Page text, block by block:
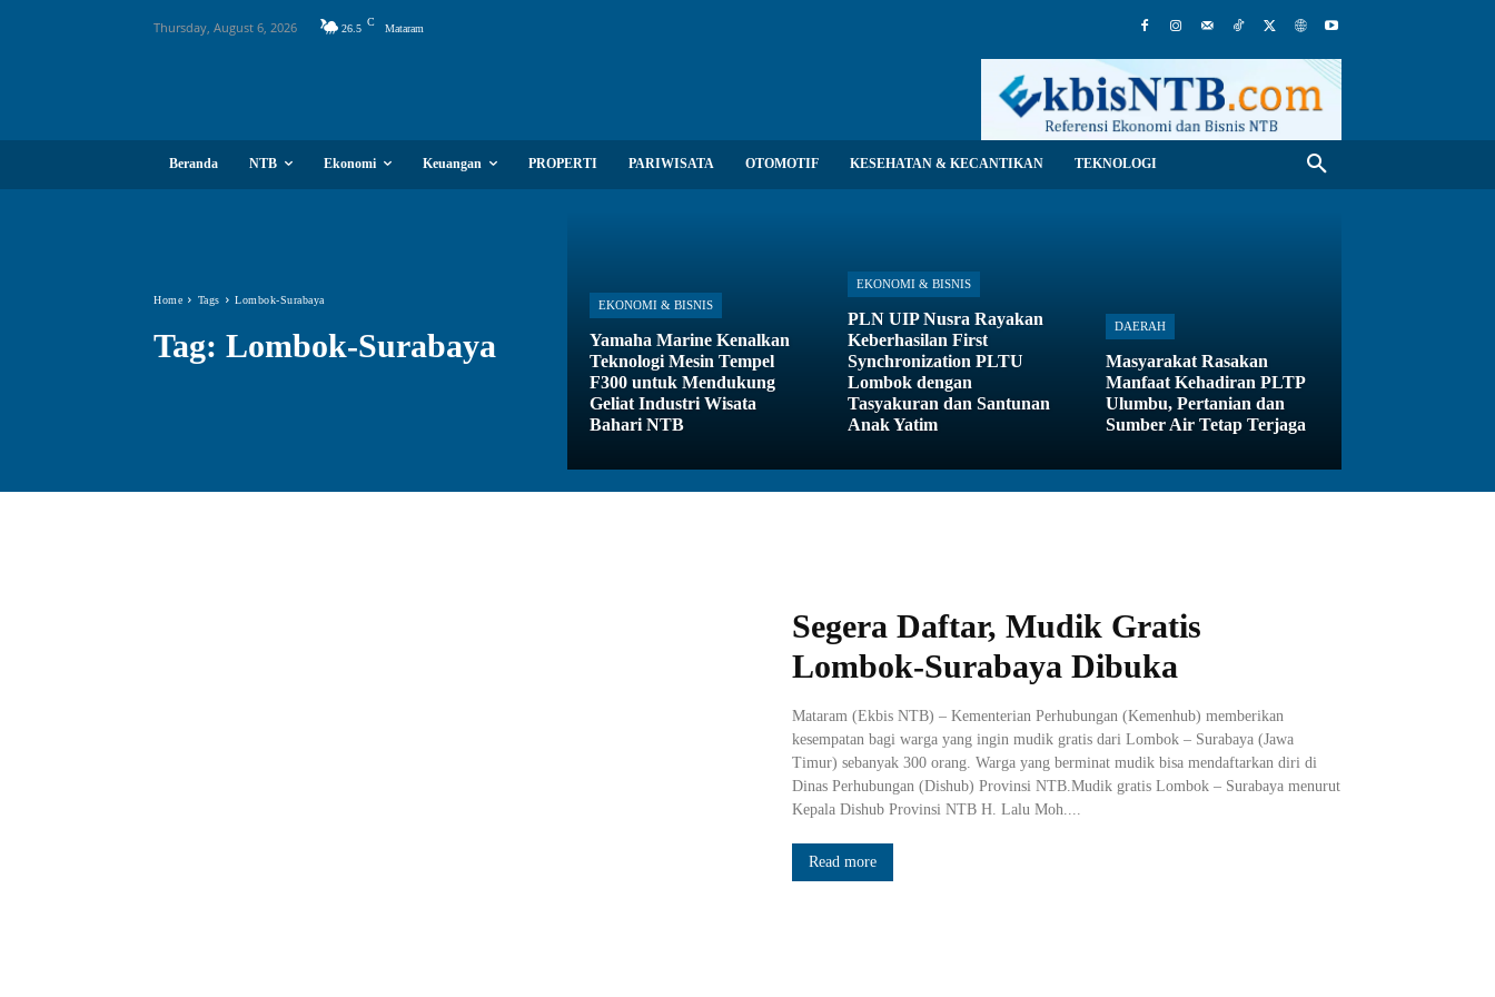
Thursday, August 6, 2026 26.5
C
Mataram
Beranda NTB Ekonomi Keuangan PROPERTI PARIWISATA OTOMOTIF KESEHATAN & KECANTIKAN TEKNOLOGI
Home Tags Lombok-Surabaya
Tag: Lombok-Surabaya
EKONOMI & BISNIS
Yamaha Marine Kenalkan
Teknologi Mesin Tempel
F300 untuk Mendukung
Geliat Industri Wisata
Bahari NTB
EKONOMI & BISNIS
PLN UIP Nusra Rayakan
Keberhasilan First
Synchronization PLTU
Lombok dengan
Tasyakuran dan Santunan
Anak Yatim
DAERAH
Masyarakat Rasakan
Manfaat Kehadiran PLTP
Ulumbu, Pertanian dan
Sumber Air Tetap Terjaga
Segera Daftar, Mudik Gratis
Lombok-Surabaya Dibuka
Mataram (Ekbis NTB) – Kementerian Perhubungan (Kemenhub) memberikan
kesempatan bagi warga yang ingin mudik gratis dari Lombok – Surabaya (Jawa
Timur) sebanyak 300 orang. Warga yang berminat mudik bisa mendaftarkan diri di
Dinas Perhubungan (Dishub) Provinsi NTB.Mudik gratis Lombok – Surabaya menurut
Kepala Dishub Provinsi NTB H. Lalu Moh....
Read more